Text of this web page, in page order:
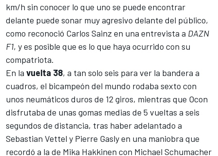
km/h sin conocer lo que uno se puede encontrar
delante puede sonar muy agresivo delante del público,
como reconoció Carlos Sainz en una entrevista a DAZN
F1, y es posible que es lo que haya ocurrido con su
compatriota.
En la vuelta 38, a tan solo seis para ver la bandera a
cuadros, el bicampeón del mundo rodaba sexto con
unos neumáticos duros de 12 giros, mientras que Ocon
disfrutaba de unas gomas medias de 5 vueltas a seis
segundos de distancia, tras haber adelantado a
Sebastian Vettel y Pierre Gaslyen una maniobra que
recordó a la de Mika Hakkinen con Michael Schumacher